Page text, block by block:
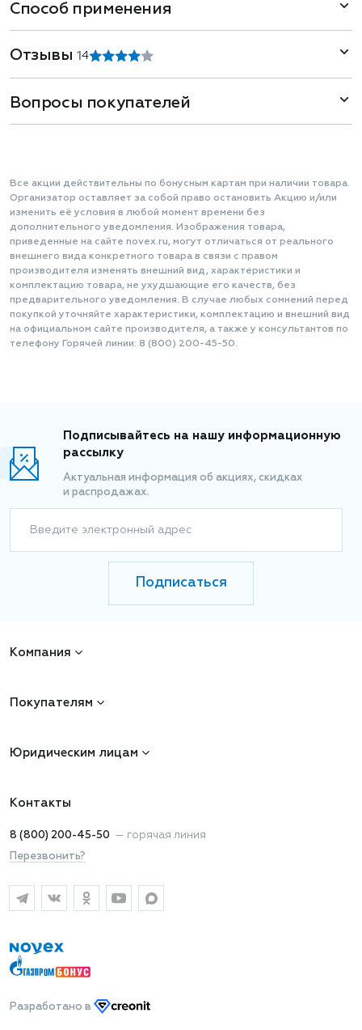
Способ применения
Отзывы1 4
Вопросы покупателей
Все акции действительны по бонусным картам при наличии товара.
Организатор оставляет за собой право остановить Акцию и/или
изменить её условия в любой момент времени без
дополнительного уведомления. Изображения товара,
приведенные на сайте novex.ru, могут отличаться от реального
внешнего вида конкретного товара в связи с правом
производителя изменять внешний вид, характеристики и
комплектацию товара, не ухудшающие его качеств, без
предварительного уведомления. В случае любых сомнений перед
покупкой уточняйте характеристики, комплектацию и внешний вид
на официальном сайте производителя, а также у консультантов по
телефону Горячей линии: 8 (800) 200-45-50.
Подписывайтесь на нашу информационную
рассылку
Актуальная информация об акциях, скидках
и распродажах.
Введите электронный адрес
Подписаться
Компания
Покупателям
Юридическим лицам
Контакты
8 (800) 200-45-50 — горячая линия
Перезвонить?
Разработано в